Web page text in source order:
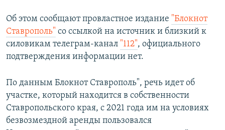
Об этом сообщают провластное издание "Блокнот
Ставрополь" со ссылкой на источник и близкий к
силовикам телеграм-канал "112", официального
подтверждения информации нет.
По данным Блокнот Ставрополь", речь идет об
участке, который находится в собственности
Ставропольского края, с 2021 года им на условиях
безвозмездной аренды пользовался